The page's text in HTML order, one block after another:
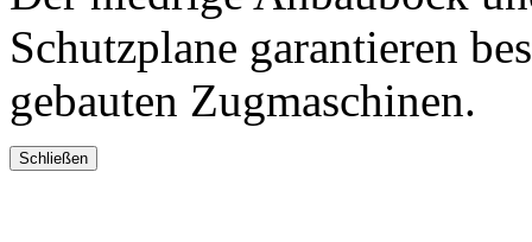
Schutzplane garantieren
gebauten Zugmaschinen.
Schließen